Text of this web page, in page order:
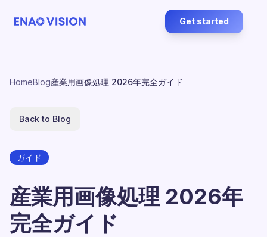
Get started
HomeBlog産業用画像処理 2026年完全ガイド
Back to Blog
ガイド
産業用画像処理 2026年
完全ガイド